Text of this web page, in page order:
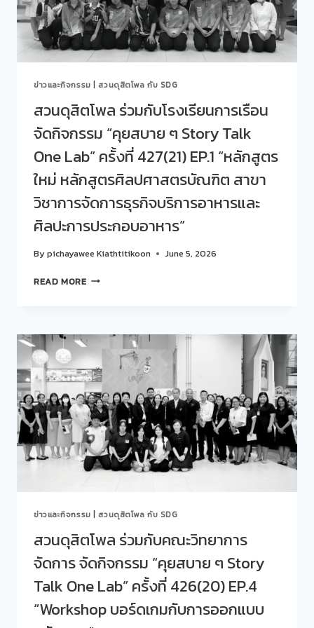
ๆ
STORY
TALK
ONE
ครั้ง
ที่
428(22)
EP.2
“FUTURE
FOOD:
ถอดรหัส
อาหาร
อนาคต”
ข่าวและกิจกรรม สวนดุสิตโพล กับ SDG
สวนดุสิตโพล ร่วมกับโรงเรียนการเรือน
จัดกิจกรรม “คุยสบาย ๆ Story Talk
One Lab” ครั้งที่ 427(21) EP.1 “หลักสูตร
ใหม่ หลักสูตรศิลปศาสตรบัณฑิต สาขา
วิชาการจัดการธุรกิจบริการอาหารและ
ศิลปะการประกอบอาหาร”
Bypichayawee Kiathtitikoon June 5, 2026
READ MOREสวน
ร่วม
กับ
โรงเรียน
การเรือน
จัด
กิจกรรม
“คุย
สบาย
ๆ
STORY
TALK
ครั้ง
ที่
427(21)
EP.1
“หลักสูตร
ใหม่
ศิลป
ข่าวและกิจกรรม สวนดุสิตโพล กับ SDG
สวนดุสิตโพล ร่วมกับคณะวิทยาการ
จัดการ จัดกิจกรรม “คุยสบาย ๆ Story
Talk One Lab” ครั้งที่ 426(20) EP.4
“Workshop บอร์ดเกมกับการออกแบบ